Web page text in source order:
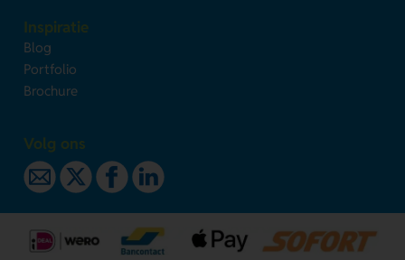
Inspiratie
Blog
Portfolio
Brochure
Volg ons